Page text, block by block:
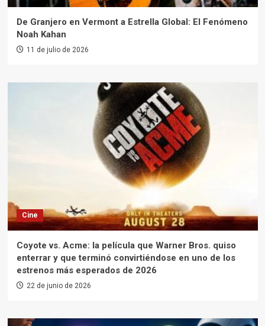
De Granjero en Vermont a Estrella Global: El Fenómeno
Noah Kahan
11 de julio de 2026
Cine
Coyote vs. Acme: la película que Warner Bros. quiso
enterrar y que terminó convirtiéndose en uno de los
estrenos más esperados de 2026
22 de junio de 2026